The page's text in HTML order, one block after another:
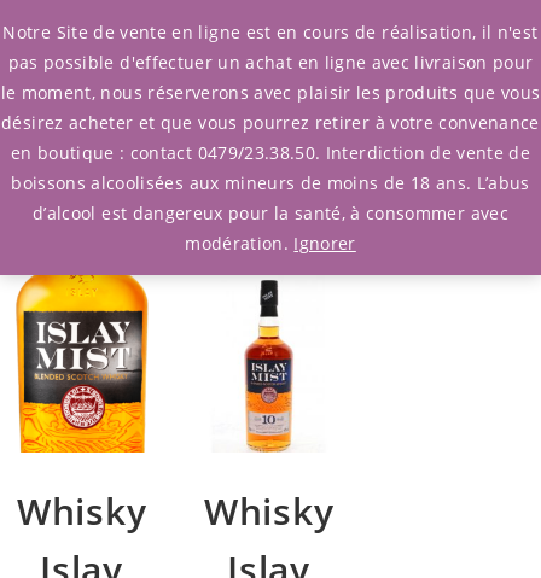
0
Filtrer Produits/ Afficher les 2
résultats
Whisky
Whisky
Notre Site de vente en ligne est en cours de réalisation, il n'est
pas possible d'effectuer un achat en ligne avec livraison pour
le moment, nous réserverons avec plaisir les produits que vous
désirez acheter et que vous pourrez retirer à votre convenance
en boutique : contact 0479/23.38.50. Interdiction de vente de
boissons alcoolisées aux mineurs de moins de 18 ans. L’abus
d’alcool est dangereux pour la santé, à consommer avec
modération. Ignorer